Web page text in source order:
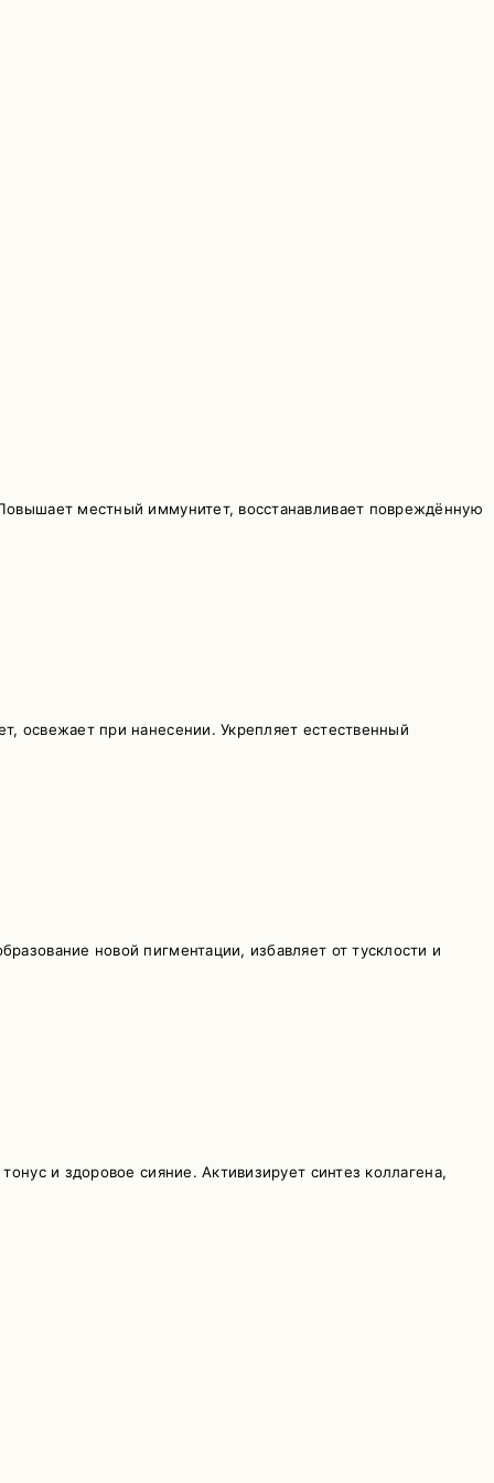
местный иммунитет, восстанавливает повреждённую
освежает при нанесении. Укрепляет естественный
новой пигментации, избавляет от тусклости и
и здоровое сияние. Активизирует синтез коллагена,